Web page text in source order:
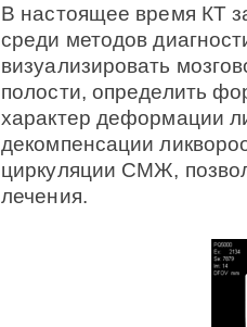
В настоящее время КТ
среди методов
визуализировать
полости, определить
характер деформации
декомпенсации
циркуляции СМЖ,
лечения.